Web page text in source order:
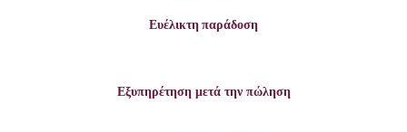
Ευέλικτη παράδοση
Εξυπηρέτηση μετά την πώληση